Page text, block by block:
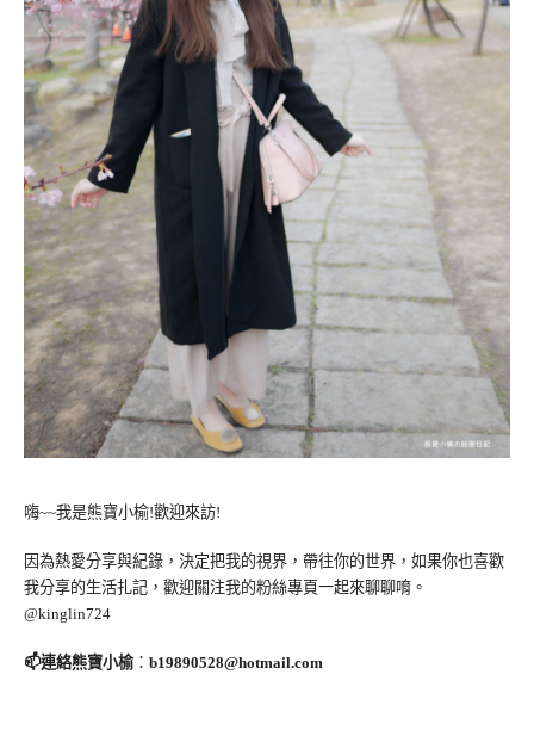
嗨~~我是熊寶小榆!歡迎來訪!
因為熱愛分享與紀錄，決定把我的視界，帶往你的世界，如果你也喜歡
我分享的生活扎記，歡迎關注我的粉絲專頁一起來聊聊唷。
@kinglin724
📫連絡熊寶小榆： b19890528@hotmail.com